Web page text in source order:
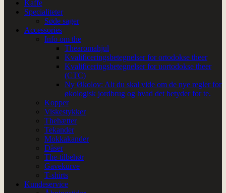
Kaffe
Specialiteter
Søde sager
Accessories
Info om the
Thearomahjul
Kvalificeringsbetegnelser for ortodokse theer
Kvalificeringsbetegnelser for uortodokse theer
(CTC)
Ny Økolov: Alt du skal vide om de nye regler for
økologisk jordbrug og hvad det betyder for te.
Kopper
Viskestykker
Thehætter
Tekander
Mokkakander
Dåser
The-tilbehør
Gavekurve
T-shirts
Kundeservice